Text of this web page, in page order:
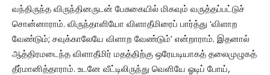
வந்திருந்த விருந்தினருடன் பேசுகையில் மிகவும் வருத்தப்பட்டுச்
சொன்னாராம். விருந்தாளியோ விளாதீமிரைப் பார்த்து ‘விளாற
வேண்டும்; சவுக்காலேயே விளாற வேண்டும்’ என்றாராம். இதனால்
ஆத்திரமடைந்த விளாதீமிர் மதத்திற்கு ஒரேயடியாகத் தலைமுழுகத்
தீர்மானித்தாராம். உடனே வீட்டிலிருந்து வெளியே ஓடிப் போய்,